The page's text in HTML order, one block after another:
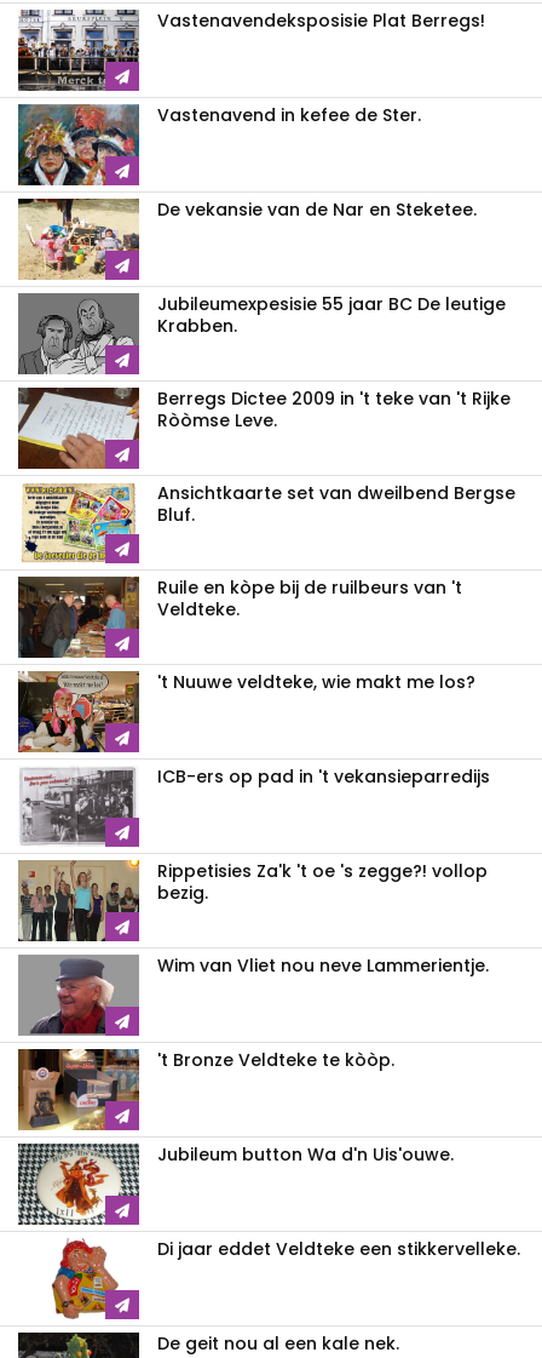
Vastenavendeksposisie Plat Berregs!
Vastenavend in kefee de Ster.
De vekansie van de Nar en Steketee.
Jubileumexpesisie 55 jaar BC De leutige
Krabben.
Berregs Dictee 2009 in 't teke van 't Rijke
Ròòmse Leve.
Ansichtkaarte set van dweilbend Bergse
Bluf.
Ruile en kòpe bij de ruilbeurs van 't
Veldteke.
't Nuuwe veldteke, wie makt me los?
ICB-ers op pad in 't vekansieparredijs
Rippetisies Za'k 't oe 's zegge?! vollop
bezig.
Wim van Vliet nou neve Lammerientje.
't Bronze Veldteke te kòòp.
Jubileum button Wa d'n Uis'ouwe.
Di jaar eddet Veldteke een stikkervelleke.
De geit nou al een kale nek.